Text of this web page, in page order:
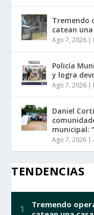
Tremendo
catean
Ago 7, 2026 |
Policía
y logra
Ago 7, 2026 |
Daniel
municipal:
Ago 7, 2026 |
TENDENCIAS